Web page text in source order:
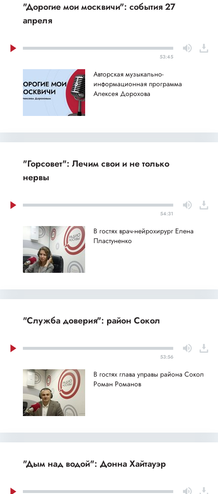
"Дорогие мои москвичи": события 27
апреля
53:45
Авторская музыкально-
информационная программа
Алексея Дорохова
"Горсовет": Лечим свои и не только
нервы
54:31
В гостях врач-нейрохирург Елена
Пластуненко
"Служба доверия": район Сокол
53:56
В гостях глава управы района Сокол
Роман Романов
"Дым над водой": Донна Хайтауэр